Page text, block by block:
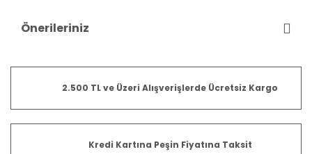
Önerileriniz
2.500 TL ve Üzeri Alışverişlerde Ücretsiz Kargo
Kredi Kartına Peşin Fiyatına Taksit